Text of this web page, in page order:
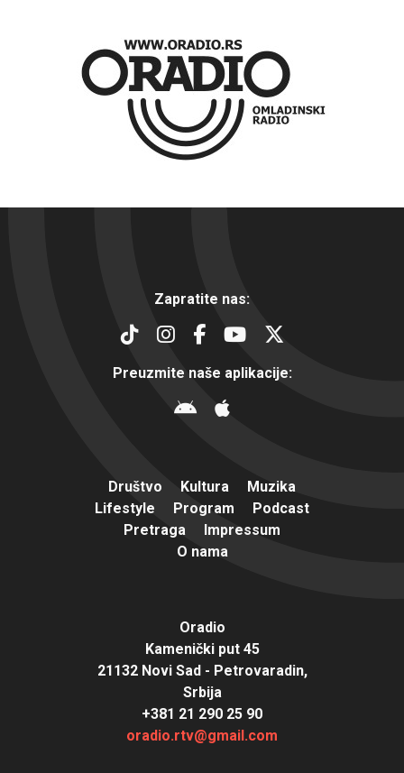
Zapratite nas:
Preuzmite naše aplikacije:
Društvo Kultura
Muzika
Lifestyle
Program
Podcast
Pretraga
Impressum
O nama
Oradio
Kamenički put 45
21132 Novi Sad - Petrovaradin,
Srbija
+381 21 290 25 90
oradio.rtv@gmail.com